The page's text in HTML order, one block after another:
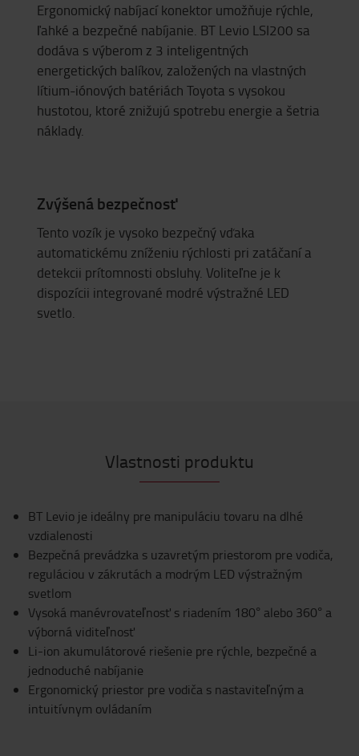
Ergonomický nabíjací konektor umožňuje rýchle,
ľahké a bezpečné nabíjanie. BT Levio LSI200 sa
dodáva s výberom z 3 inteligentných
energetických balíkov, založených na vlastných
lítium-iónových batériách Toyota s vysokou
hustotou, ktoré znižujú spotrebu energie a šetria
náklady.
Zvýšená bezpečnosť
Tento vozík je vysoko bezpečný vďaka
automatickému zníženiu rýchlosti pri zatáčaní a
detekcii prítomnosti obsluhy. Voliteľne je k
dispozícii integrované modré výstražné LED
svetlo.
Vlastnosti produktu
BT Levio je ideálny pre manipuláciu tovaru na dlhé
vzdialenosti
Bezpečná prevádzka s uzavretým priestorom pre vodiča,
reguláciou v zákrutách a modrým LED výstražným
svetlom
Vysoká manévrovateľnosť s riadením 180° alebo 360° a
výborná viditeľnosť
Li-ion akumulátorové riešenie pre rýchle, bezpečné a
jednoduché nabíjanie
Ergonomický priestor pre vodiča s nastaviteľným a
intuitívnym ovládaním